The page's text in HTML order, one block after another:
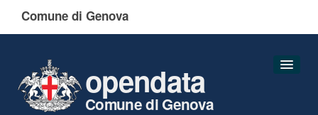
Comune di Genova
opendata
Comune di Genova